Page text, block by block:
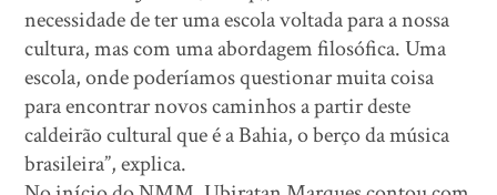
necessidade de ter uma escola voltada para a nossa
cultura, mas com uma abordagem filosófica. Uma
escola, onde poderíamos questionar muita coisa
para encontrar novos caminhos a partir deste
caldeirão cultural que é a Bahia, o berço da música
brasileira”, explica.